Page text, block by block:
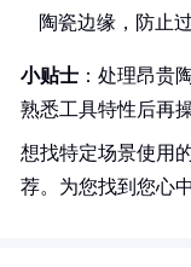
陶瓷边缘，防止
小贴士 ：处理昂贵
熟悉工具特性后再操
想找特定场景使用
荐。为您找到您心